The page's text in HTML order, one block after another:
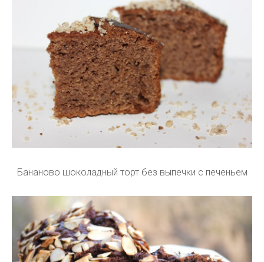
Бананово шоколадный торт без выпечки с печеньем